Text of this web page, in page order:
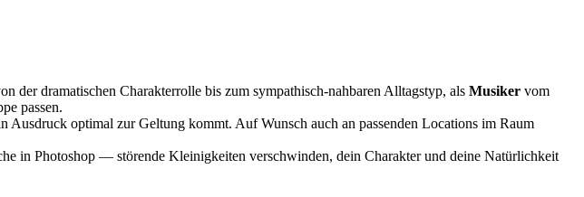
der dramatischen Charakterrolle bis zum sympathisch-nahbaren Alltagstyp, als Musiker vom
passen.
optimal zur Geltung kommt. Auf Wunsch auch an passenden Locations im Raum
in Photoshop — störende Kleinigkeiten verschwinden, dein Charakter und deine Natürlichkeit